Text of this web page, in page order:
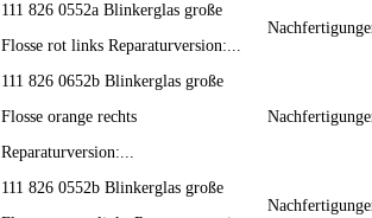
111 826 0552a Blinkerglas große
Flosse rot links Reparaturversion:...
111 826 0652b Blinkerglas große
Flosse orange rechts
Reparaturversion:...
111 826 0552b Blinkerglas große